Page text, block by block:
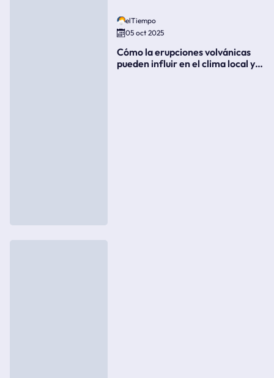
elTiempo
05 oct 2025
Cómo la erupciones volvánicas
pueden influir en el clima local y